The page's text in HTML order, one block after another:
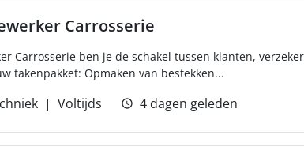
Carrosserie
Carrosserie ben je de schakel tussen klanten,
takenpakket: Opmaken van bestekken...
Voltijds 4 dagen geleden